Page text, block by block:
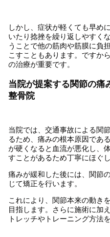
しかし、症状が軽くても早め
いたり捻挫を繰り返しやすく
うことで他の筋肉や筋膜に負
こすこともあります。ですか
の治療が重要です。
当院が提案する関節の痛
整骨院
当院では、交通事故による関
るため、痛みの根本原因であ
が硬くなると血流が悪化し、
すことがあるため丁寧にほぐ
痛みが緩和した後には、関節
じて矯正を行います。
これにより、関節本来の動き
目指します。さらに施術に加
トレッチやトレーニング方法